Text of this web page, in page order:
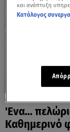
'Ενα...
Καθημερινό
και ανάπτυξη
Κατάλογος